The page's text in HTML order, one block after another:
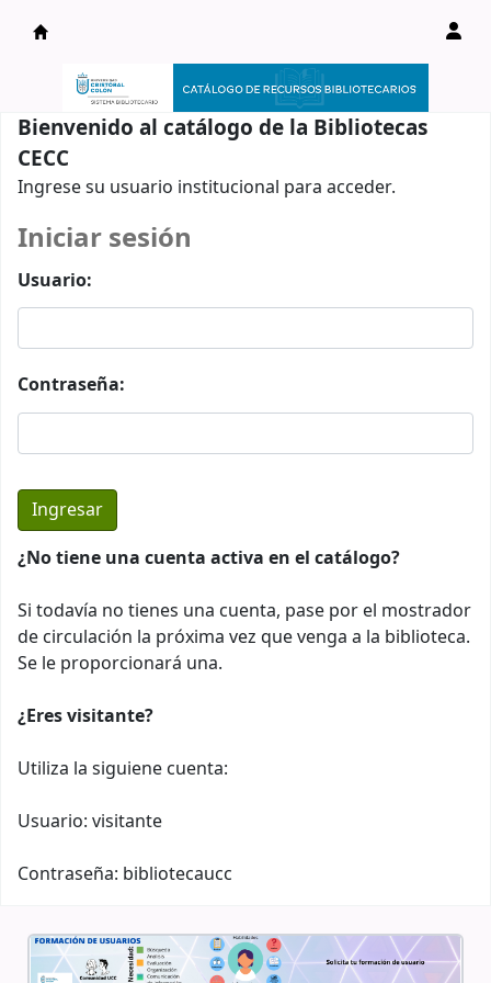
Catálogo en línea
Bienvenido al catálogo de la Bibliotecas
CECC
Ingrese su usuario institucional para acceder.
Iniciar sesión
Usuario:
Contraseña:
¿No tiene una cuenta activa en el catálogo?
Si todavía no tienes una cuenta, pase por el mostrador
de circulación la próxima vez que venga a la biblioteca.
Se le proporcionará una.
¿Eres visitante?
Utiliza la siguiene cuenta:
Usuario: visitante
Contraseña: bibliotecaucc